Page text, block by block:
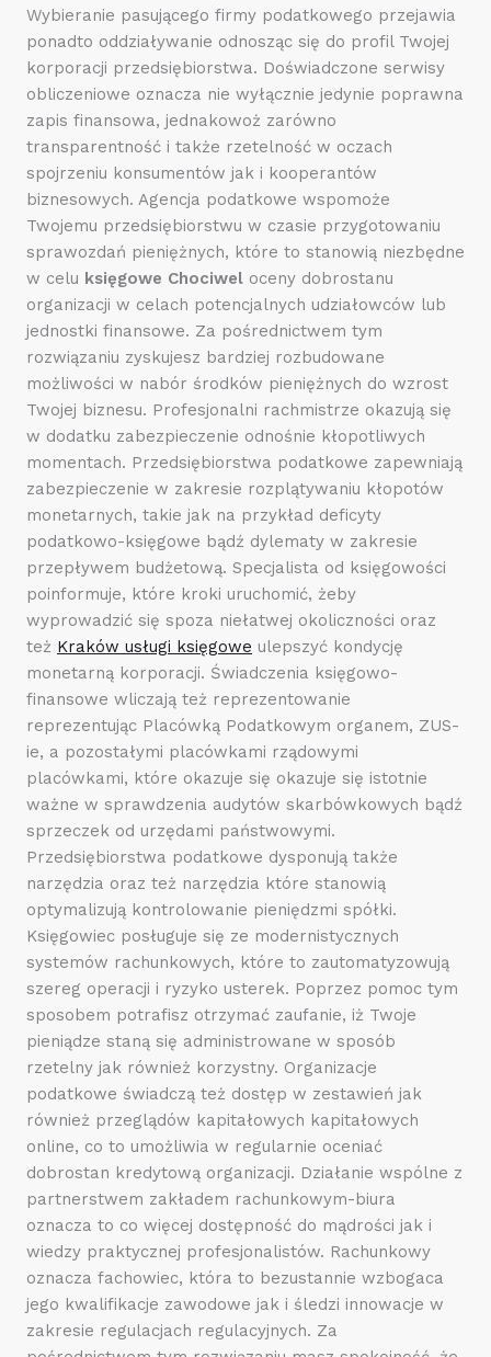
Wybieranie pasującego firmy podatkowego przejawia
ponadto oddziaływanie odnosząc się do profil Twojej
korporacji przedsiębiorstwa. Doświadczone serwisy
obliczeniowe oznacza nie wyłącznie jedynie poprawna
zapis finansowa, jednakowoż zarówno
transparentność i także rzetelność w oczach
spojrzeniu konsumentów jak i kooperantów
biznesowych. Agencja podatkowe wspomoże
Twojemu przedsiębiorstwu w czasie przygotowaniu
sprawozdań pieniężnych, które to stanowią niezbędne
w celu księgowe Chociwel oceny dobrostanu
organizacji w celach potencjalnych udziałowców lub
jednostki finansowe. Za pośrednictwem tym
rozwiązaniu zyskujesz bardziej rozbudowane
możliwości w nabór środków pieniężnych do wzrost
Twojej biznesu. Profesjonalni rachmistrze okazują się
w dodatku zabezpieczenie odnośnie kłopotliwych
momentach. Przedsiębiorstwa podatkowe zapewniają
zabezpieczenie w zakresie rozplątywaniu kłopotów
monetarnych, takie jak na przykład deficyty
podatkowo-księgowe bądź dylematy w zakresie
przepływem budżetową. Specjalista od księgowości
poinformuje, które kroki uruchomić, żeby
wyprowadzić się spoza niełatwej okoliczności oraz
też Kraków usługi księgowe ulepszyć kondycję
monetarną korporacji. Świadczenia księgowo-
finansowe wliczają też reprezentowanie
reprezentując Placówką Podatkowym organem, ZUS-
ie, a pozostałymi placówkami rządowymi
placówkami, które okazuje się okazuje się istotnie
ważne w sprawdzenia audytów skarbówkowych bądź
sprzeczek od urzędami państwowymi.
Przedsiębiorstwa podatkowe dysponują także
narzędzia oraz też narzędzia które stanowią
optymalizują kontrolowanie pieniędzmi spółki.
Księgowiec posługuje się ze modernistycznych
systemów rachunkowych, które to zautomatyzowują
szereg operacji i ryzyko usterek. Poprzez pomoc tym
sposobem potrafisz otrzymać zaufanie, iż Twoje
pieniądze staną się administrowane w sposób
rzetelny jak również korzystny. Organizacje
podatkowe świadczą też dostęp w zestawień jak
również przeglądów kapitałowych kapitałowych
online, co to umożliwia w regularnie oceniać
dobrostan kredytową organizacji. Działanie wspólne z
partnerstwem zakładem rachunkowym-biura
oznacza to co więcej dostępność do mądrości jak i
wiedzy praktycznej profesjonalistów. Rachunkowy
oznacza fachowiec, która to bezustannie wzbogaca
jego kwalifikacje zawodowe jak i śledzi innowacje w
zakresie regulacjach regulacyjnych. Za